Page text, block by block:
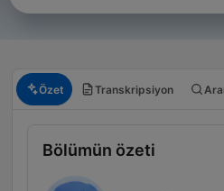
Özet Transkripsiyon
Bölümün özeti